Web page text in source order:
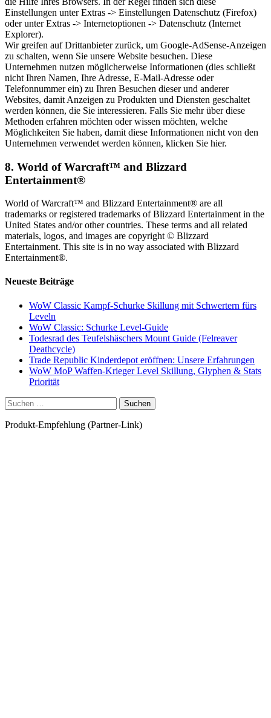
Einstellungen unter Extras -> Einstellungen Datenschutz (Firefox)
oder unter Extras -> Internetoptionen -> Datenschutz (Internet
Explorer).
Wir greifen auf Drittanbieter zurück, um Google-AdSense-Anzeigen
zu schalten, wenn Sie unsere Website besuchen. Diese
Unternehmen nutzen möglicherweise Informationen (dies schließt
nicht Ihren Namen, Ihre Adresse, E-Mail-Adresse oder
Telefonnummer ein) zu Ihren Besuchen dieser und anderer
Websites, damit Anzeigen zu Produkten und Diensten geschaltet
werden können, die Sie interessieren. Falls Sie mehr über diese
Methoden erfahren möchten oder wissen möchten, welche
Möglichkeiten Sie haben, damit diese Informationen nicht von den
Unternehmen verwendet werden können, klicken Sie hier.
8. World of Warcraft™ and Blizzard
Entertainment®
World of Warcraft™ and Blizzard Entertainment® are all
trademarks or registered trademarks of Blizzard Entertainment in the
United States and/or other countries. These terms and all related
materials, logos, and images are copyright © Blizzard
Entertainment. This site is in no way associated with Blizzard
Entertainment®.
Neueste Beiträge
WoW Classic Kampf-Schurke Skillung mit Schwertern fürs
Leveln
WoW Classic: Schurke Level-Guide
Todesrad des Teufelshäschers Mount Guide (Felreaver
Deathcycle)
Trade Republic Kinderdepot eröffnen: Unsere Erfahrungen
WoW MoP Waffen-Krieger Level Skillung, Glyphen & Stats
Priorität
Suchen
nach:
Produkt-Empfehlung (Partner-Link)